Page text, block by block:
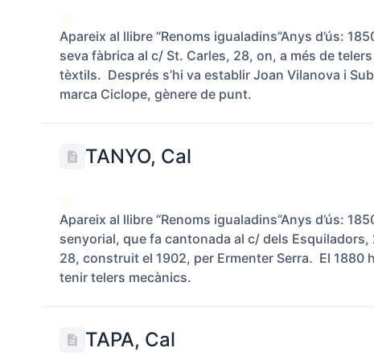
Apareix al llibre “Renoms igualadins”Anys d’ús:
seva fàbrica al c/ St. Carles, 28, on, a més de
tèxtils. Després s’hi va establir Joan Vilanova i
marca Ciclope, gènere de punt.
TANYO, Cal
Apareix al llibre “Renoms igualadins”Anys d’ús:
senyorial, que fa cantonada al c/ dels Esquiladors,
28, construit el 1902, per Ermenter Serra. El 1880
tenir telers mecànics.
TAPA, Cal